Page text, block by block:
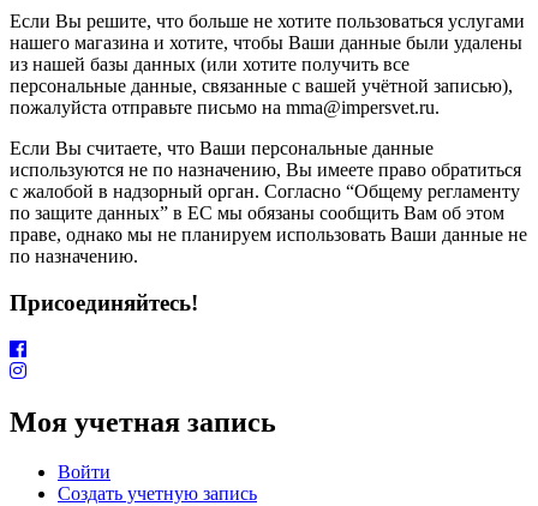
Если Вы решите, что больше не хотите пользоваться услугами
нашего магазина и хотите, чтобы Ваши данные были удалены
из нашей базы данных (или хотите получить все
персональные данные, связанные с вашей учётной записью),
пожалуйста отправьте письмо на mma@impersvet.ru.
Если Вы считаете, что Ваши персональные данные
используются не по назначению, Вы имеете право обратиться
с жалобой в надзорный орган. Согласно “Общему регламенту
по защите данных” в ЕС мы обязаны сообщить Вам об этом
праве, однако мы не планируем использовать Ваши данные не
по назначению.
Присоединяйтесь!
Моя учетная запись
Войти
Создать учетную запись